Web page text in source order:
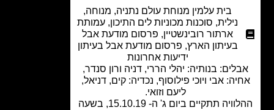
בית עלמין מנוחת עולם נתניה,מנוחה,
סוכנות מכוניות לים התיכון, עמותת
ארתור רובינשטיין,פרסום מודעת אבל
בעיתון הארץ,פרסום מודעת אבל בעיתון
ידיעות אחרונות
בנותיה: יהלי הררי, דניה ורון סנדר,
אבי ויוכי פילוסוף, נכדיה: קים, דניאל,
ליעם וזואי.
ההלוויה תתקיים ביום ג' ה- 15.10.19, בשעה